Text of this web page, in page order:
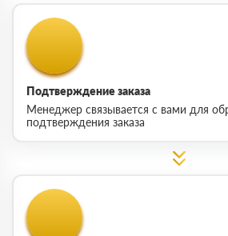
Подтверждение заказа
Менеджер связывается с вами для
подтверждения заказа